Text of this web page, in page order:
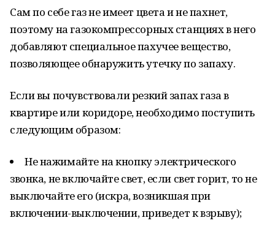
Сам по себе газ не имеет цвета и не пахнет,
поэтому на газокомпрессорных станциях в него
добавляют специальное пахучее вещество,
позволяющее обнаружить утечку по запаху.
Если вы почувствовали резкий запах газа в
квартире или коридоре, необходимо поступить
следующим образом:
Не нажимайте на кнопку электрического
звонка, не включайте свет, если свет горит, то не
выключайте его (искра, возникшая при
включении-выключении, приведет к взрыву);